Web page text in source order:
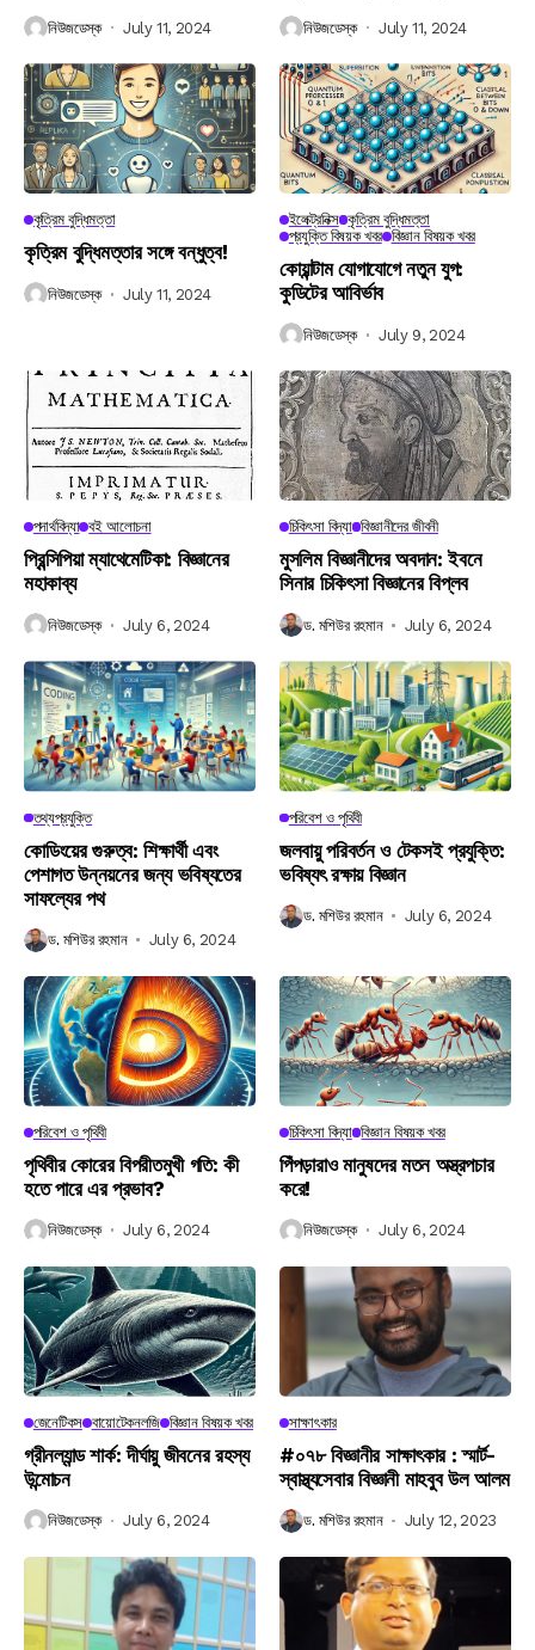
নিউজডেস্ক July 11, 2024 নিউজডেস্ক July 11, 2024
কৃত্রিম বুদ্ধিমত্তা
কৃত্রিম বুদ্ধিমত্তার সঙ্গে বন্ধুত্ব!
নিউজডেস্ক July 11, 2024
ইলেক্ট্রনিক্স কৃত্রিম বুদ্ধিমত্তা
প্রযুক্তি বিষয়ক খবর বিজ্ঞান বিষয়ক খবর
কোয়ান্টাম যোগাযোগে নতুন যুগ:
কুডিটের আবির্ভাব
নিউজডেস্ক July 9, 2024
পদার্থবিদ্যা বই আলোচনা
প্রিন্সিপিয়া ম্যাথেমেটিকা: বিজ্ঞানের
মহাকাব্য
নিউজডেস্ক July 6, 2024
চিকিৎসা বিদ্যা বিজ্ঞানীদের জীবনী
মুসলিম বিজ্ঞানীদের অবদান: ইবনে
সিনার চিকিৎসা বিজ্ঞানের বিপ্লব
ড. মশিউর রহমান July 6, 2024
তথ্যপ্রযুক্তি
কোডিংয়ের গুরুত্ব: শিক্ষার্থী এবং
পেশাগত উন্নয়নের জন্য ভবিষ্যতের
সাফল্যের পথ
ড. মশিউর রহমান July 6, 2024
পরিবেশ ও পৃথিবী
জলবায়ু পরিবর্তন ও টেকসই প্রযুক্তি:
ভবিষ্যৎ রক্ষায় বিজ্ঞান
ড. মশিউর রহমান July 6, 2024
পরিবেশ ও পৃথিবী
পৃথিবীর কোরের বিপরীতমুখী গতি: কী
হতে পারে এর প্রভাব?
নিউজডেস্ক July 6, 2024
চিকিৎসা বিদ্যা বিজ্ঞান বিষয়ক খবর
পিঁপড়ারাও মানুষদের মতন অস্ত্রপচার
করে!
নিউজডেস্ক July 6, 2024
জেনেটিকস বায়োটেকনলজি বিজ্ঞান বিষয়ক খবর
গ্রীনল্যান্ড শার্ক: দীর্ঘায়ু জীবনের রহস্য
উন্মোচন
নিউজডেস্ক July 6, 2024
সাক্ষাৎকার
#০৭৮ বিজ্ঞানীর সাক্ষাৎকার : স্মার্ট-
স্বাস্থ্যসেবার বিজ্ঞানী মাহবুব উল আলম
ড. মশিউর রহমান July 12, 2023